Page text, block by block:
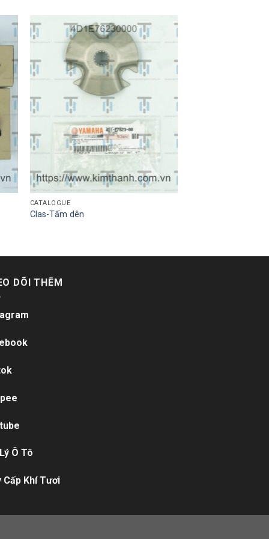
CATALOGUE
Clas-Tấm dên
DÕI THÊM
Ô Tô
Cấp Khí Tươi